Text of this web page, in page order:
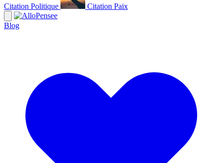
Citation Politique Citation Paix
Blog